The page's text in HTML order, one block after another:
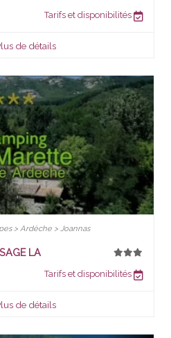
Tarifs et disponibilités
de détails
> Ardèche > Joannas
LA
Tarifs et disponibilités
de détails